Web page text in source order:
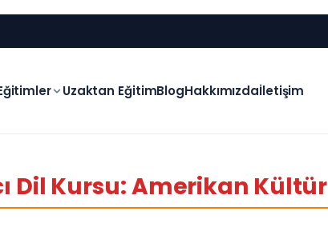
Uzaktan EğitimBlogHakkımızdaİletişim
Dil Kursu: Amerikan Kültür